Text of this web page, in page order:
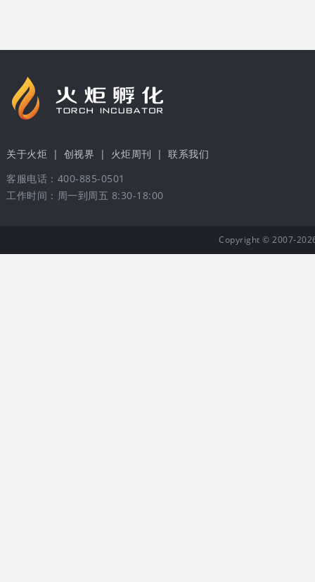
关于火炬 | 创视界 | 火炬周刊 | 联系我们
客服电话：400-885-0501
工作时间：周一到周五 8:30-18:00
Copyright © 2007-